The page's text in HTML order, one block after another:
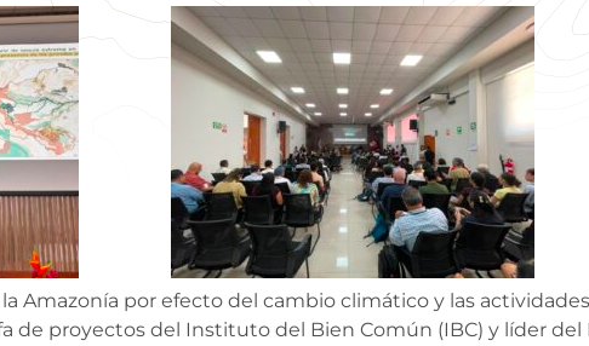
Amazonía por efecto del cambio climático y las
de proyectos del Instituto del Bien Común (IBC) y líder del